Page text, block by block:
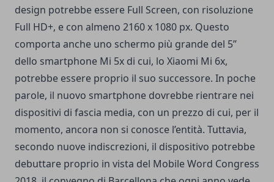
design potrebbe essere Full Screen, con risoluzione
Full HD+, e con almeno 2160 x 1080 px. Questo
comporta anche uno schermo più grande del 5’’
dello smartphone Mi 5x di cui, lo Xiaomi Mi 6x,
potrebbe essere proprio il suo successore. In poche
parole, il nuovo smartphone dovrebbe rientrare nei
dispositivi di fascia media, con un prezzo di cui, per il
momento, ancora non si conosce l’entità. Tuttavia,
secondo nuove indiscrezioni, il dispositivo potrebbe
debuttare proprio in vista del Mobile Word Congress